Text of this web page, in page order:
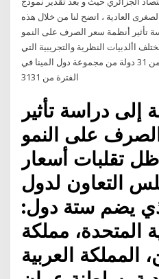
العادية ، اتضح لنا من خلال هذه
تأثير أنظمة سعر الصرف على النمو
األدبيات النظرية والتجريبية التي
تناولت الموضوع. لعينة تتكون من 31 دولة من مجموعة دول المينا في
الفترة من 3131
دراسة تأثير
على النمو
تقلبات أسعار
التعاون لدول
يضم ستة دول:
المتحدة، مملكة
المملكة العربية